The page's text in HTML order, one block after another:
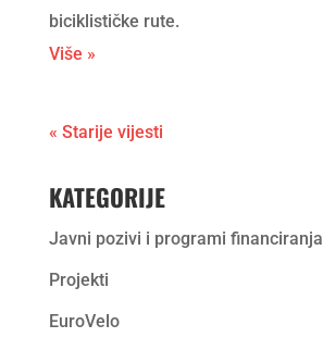
biciklističke rute.
Više »
« Starije vijesti
KATEGORIJE
Javni pozivi i programi financiranja
Projekti
EuroVelo